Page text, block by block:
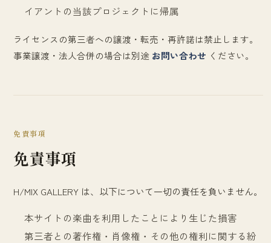
イアントの当該プロジェクトに帰属
ライセンスの第三者への譲渡・転売・再許諾は禁止します。
事業譲渡・法人合併の場合は別途 お問い合わせ ください。
免責事項
免責事項
H/MIX GALLERY は、以下について一切の責任を負いません。
本サイトの楽曲を利用したことにより生じた損害
第三者との著作権・肖像権・その他の権利に関する紛